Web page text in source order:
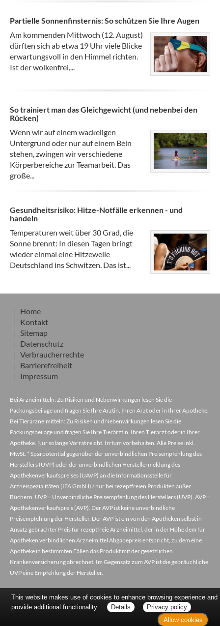
Partielle Sonnenfinsternis: So schützen Sie Ihre Augen
Am kommenden Mittwoch (12. August)
dürften sich ab etwa 19 Uhr viele Blicke
erwartungsvoll in den Himmel richten.
Ist der wolkenfrei,...
So trainiert man das Gleichgewicht (und nebenbei den
Rücken)
Wenn wir auf einem wackeligen
Untergrund oder nur auf einem Bein
stehen, zwingen wir verschiedene
Körperbereiche zur Teamarbeit. Das
große...
Gesundheitsrisiko: Hitze-Notfälle erkennen - und
handeln
Temperaturen weit über 30 Grad, die
Sonne brennt: In diesen Tagen bringt
wieder einmal eine Hitzewelle
Deutschland ins Schwitzen. Das ist...
Home
Kontakt
Sitemap
Datenschutz
Verbraucherrechte
Barrierefreiheit
Impressum
Bei Arzneimitteln: Zu Risiken und Nebenwirkungen lesen Sie die
Packungsbeilage und fragen Sie Ihre Ärztin, Ihren Arzt oder in Ihrer Apotheke.
Bei Tierarzneimitteln: Zu Risiken und Nebenwirkungen lesen Sie die
Packungsbeilage und fragen Sie Ihre Tierärztin, Ihren Tierarzt oder in Ihrer
Apotheke. Nur solange Vorrat reicht. Irrtum vorbehalten. Alle Preise inkl.
MwSt. * Sparpotential gegenüber der unverbindlichen Preisempfehlung des
Herstellers (UVP) oder der unverbindlichen Herstellermeldung des
Apothekenverkaufspreises (UAVP) an die Informationsstelle für
Arzneispezialitäten (IFA GmbH) / nur bei rezeptfreien Produkten außer
Büchern. UVP = Unverbindliche Preisempfehlung des Herstellers (UVP). AVP =
Apothekenverkaufspreis (AVP). Der AVP ist keine unverbindliche
Preisempfehlung der Hersteller. Der AVP ist ein von den Apotheken selbst in
Ansatz gebrachter Preis für rezeptfreie Arzneimittel, der in der Höhe dem für
Apotheken verbindlichen Arzneimittel Abgabepreis entspricht, zu dem eine
Apotheke in bestimmten Fällen das Produkt mit der gesetzlichen
Krankenversicherung abrechnet. Im Gegensatz zum AVP ist die gebräuchliche
UVP eine Empfehlung der Hersteller.
This website makes use of cookies to enhance browsing experience and
provide additional functionality.
Details
Privacy policy
Allow cookies